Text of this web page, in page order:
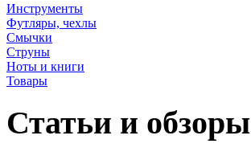
Инструменты
Футляры, чехлы
Смычки
Струны
Ноты и книги
Товары
Статьи и обзоры